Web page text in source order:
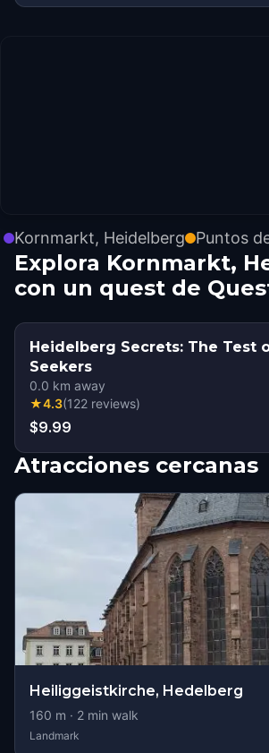
Kornmarkt, Heidelberg Puntos
Explora Kornmarkt,
con un quest de
Heidelberg Secrets: The Test
Seekers
0.0 km away
★4.3(122 reviews)
$9.99
Atracciones cercanas
Heiliggeistkirche, Hedelberg
160 m · 2 min walk
Landmark